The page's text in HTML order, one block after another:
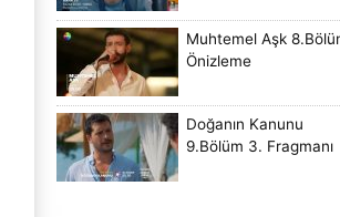
Muhtemel Aşk
Önizleme
Doğanın Kanunu
9.Bölüm 3. Fragmanı